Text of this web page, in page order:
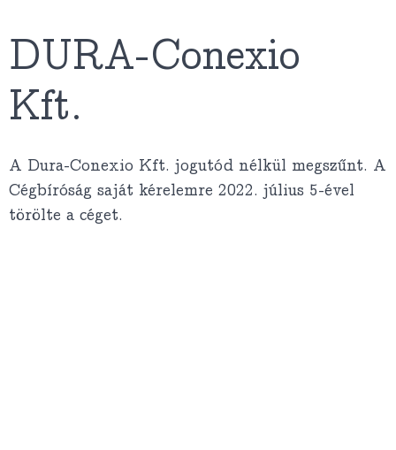
DURA-Conexio
Kft.
A Dura-Conexio Kft. jogutód nélkül megszűnt. A
Cégbíróság saját kérelemre 2022. július 5-ével
törölte a céget.